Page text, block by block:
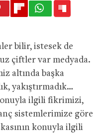
bilir, istesek de
çiftler var medyada.
altında başka
yakıştırmadık…
ilgili fikrimizi,
sistemlerimize göre
konuyla ilgili